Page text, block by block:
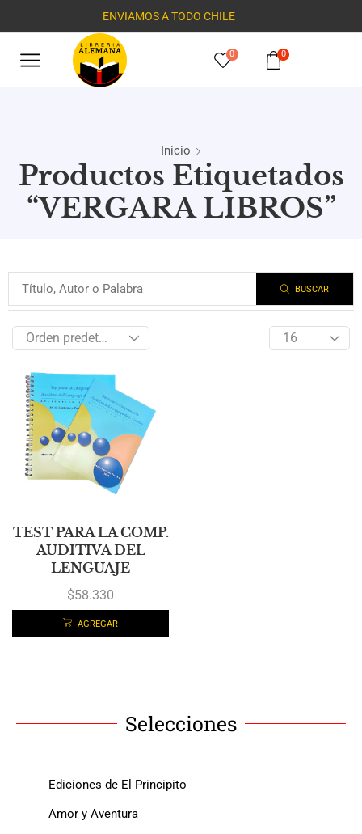
ENVIAMOS A TODO CHILE
0 0
Inicio
Productos Etiquetados
“VERGARA LIBROS”
BUSCAR
TEST PARA LA COMP.
AUDITIVA DEL
LENGUAJE
$58.330
AGREGAR
Selecciones
Ediciones de El Principito
Amor y Aventura